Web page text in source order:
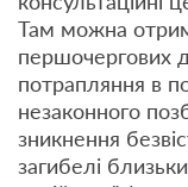
Там можна
першочергових
потрапляння в
незаконного
зникнення
загибелі